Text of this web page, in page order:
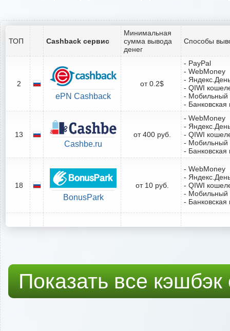
ТОП Cashback сервис
Минимальная
сумма вывода
денег
Способы
2
ePN Cashback
от 0.2$
- PayPal
- WebMoney
-
- QIWI
- Мобильный
- Банковская
13
Cashbe.ru
от 400 руб.
- WebMoney
-
- QIWI
- Мобильный
- Банковская
18
BonusPark
от 10 руб.
- WebMoney
-
- QIWI
- Мобильный
- Банковская
Показать все